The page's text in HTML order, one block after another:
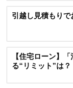
引越し見積もり
【住宅ローン】
る“リミット”は？